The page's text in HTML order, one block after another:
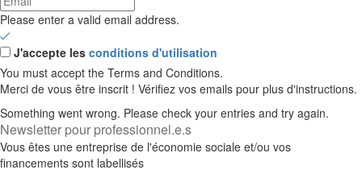
Please enter a valid email address.
J'accepte les conditions d'utilisation
You must accept the Terms and Conditions.
Merci de vous être inscrit ! Vérifiez vos emails pour plus d'instructions.
Something went wrong. Please check your entries and try again.
Newsletter pour professionnel.e.s
Vous êtes une entreprise de l'économie sociale et/ou vos
financements sont labellisés